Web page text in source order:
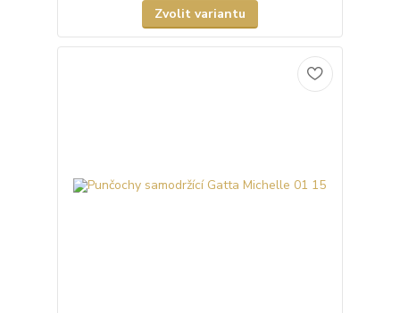
Zvolit variantu